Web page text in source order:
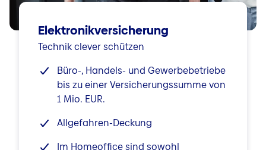
Elektronikversicherung
Technik clever schützen
Büro-, Handels- und Gewerbebetriebe
bis zu einer Versicherungssumme von
1 Mio. EUR.
Allgefahren-Deckung
Im Homeoffice sind sowohl